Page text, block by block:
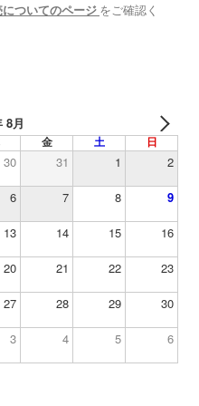
ついてのページ をご確認く
8月
金 土 日
30 31 1 2
6 7 8 9
13 14 15 16
20 21 22 23
27 28 29 30
3 4 5 6